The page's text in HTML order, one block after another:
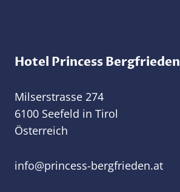
Hotel Princess Bergfrieden
Milserstrasse 274
6100 Seefeld in Tirol
Österreich
ta.nedeirfgreb-ssecnirp
@ofni